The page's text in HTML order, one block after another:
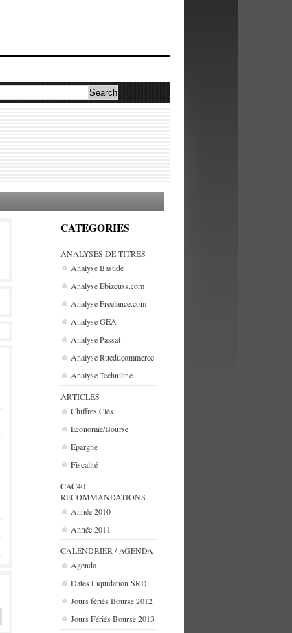
CATEGORIES
ANALYSES DE TITRES
Analyse Bastide
Analyse Ebizcuss.com
Analyse Freelance.com
Analyse GEA
Analyse Passat
Analyse Rueducommerce
Analyse Techniline
ARTICLES
Chiffres Clés
Economie/Bourse
Epargne
Fiscalité
CAC40
RECOMMANDATIONS
Année 2010
Année 2011
CALENDRIER / AGENDA
Agenda
Dates Liquidation SRD
Jours fériés Bourse 2012
Jours Fériés Bourse 2013